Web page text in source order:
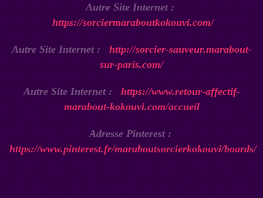
Autre Site Internet :
https://sorciermaraboutkokouvi.com/
Autre Site Internet : http://sorcier-sauveur.marabout-
sur-paris.com/
Autre Site Internet : https://www.retour-affectif-
marabout-kokouvi.com/accueil
Adresse Pinterest :
https://www.pinterest.fr/maraboutsorcierkokouvi/boards/